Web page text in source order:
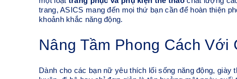
trang, ASICS mang đến mọi thứ bạn cần để hoàn thiện
khoảnh khắc năng động.
Nâng Tầm Phong Cách Với
Dành cho các bạn nữ yêu thích lối sống năng động,